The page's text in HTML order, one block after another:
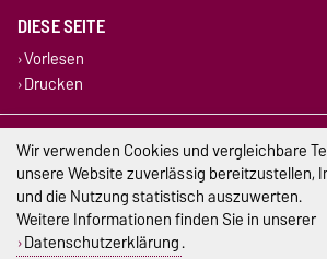
DIESE SEITE
Vorlesen
Drucken
Impressum
Datenschutz
Barrierefreiheit
Wir verwenden Cookies und vergleichbare
unsere Website zuverlässig bereitzustellen,
und die Nutzung statistisch auszuwerten.
Weitere Informationen finden Sie in unserer
Datenschutzerklärung.